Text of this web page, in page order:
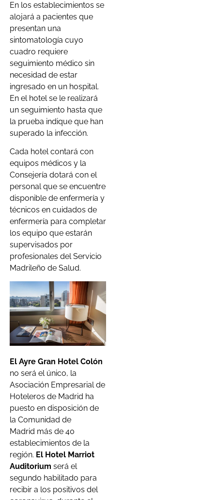
En los establecimientos se
alojará a pacientes que
presentan una
sintomatología cuyo
cuadro requiere
seguimiento médico sin
necesidad de estar
ingresado en un hospital.
En el hotel se le realizará
un seguimiento hasta que
la prueba indique que han
superado la infección.
Cada hotel contará con
equipos médicos y la
Consejería dotará con el
personal que se encuentre
disponible de enfermería y
técnicos en cuidados de
enfermería para completar
los equipo que estarán
supervisados por
profesionales del Servicio
Madrileño de Salud.
El Ayre Gran Hotel Colón
no será el único, la
Asociación Empresarial de
Hoteleros de Madrid ha
puesto en disposición de
la Comunidad de
Madrid más de 40
establecimientos de la
región. El Hotel Marriot
Auditorium será el
segundo habilitado para
recibir a los positivos del